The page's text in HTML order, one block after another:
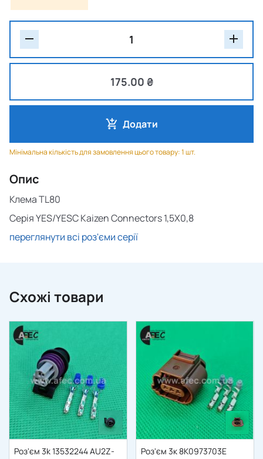
175.00 ₴
Додати
Мінімальна кількість для замовлення цього товару: 1 шт.
Опис
Клема TL80
Серія YES/YESC Kaizen Connectors 1,5X0,8
переглянути всі роз'єми серії
Схожі товари
Роз'єм 3k 13532244 AU2Z-
Роз'єм 3к 8K0973703E